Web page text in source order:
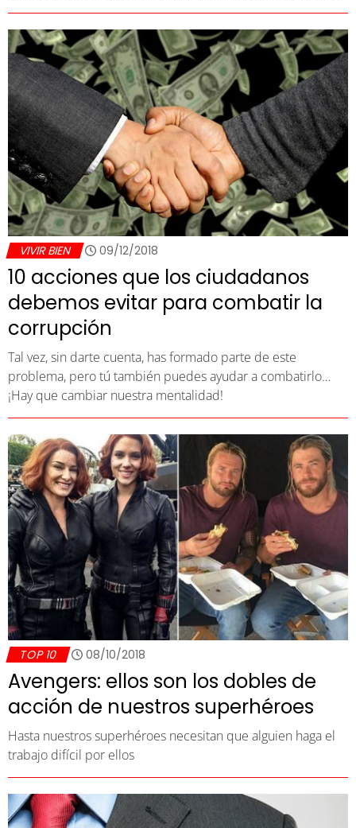
VIVIR BIEN 09/12/2018
10 acciones que los ciudadanos
debemos evitar para combatir la
corrupción
Tal vez, sin darte cuenta, has formado parte de este
problema, pero tú también puedes ayudar a combatirlo…
¡Hay que cambiar nuestra mentalidad!
TOP 10 08/10/2018
Avengers: ellos son los dobles de
acción de nuestros superhéroes
Hasta nuestros superhéroes necesitan que alguien haga el
trabajo difícil por ellos